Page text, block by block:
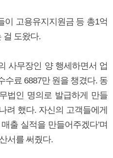
이 고용유지지원금 등 총1억
걸 도왔다.
사무장인 양 행세하면서 업
수료 6887만 원을 챙겼다. 동
법인 명의로 발급하게 만들
려 했다. 자신의 고객들에게
출 실적을 만들어주겠다’며
서를 써줬다.